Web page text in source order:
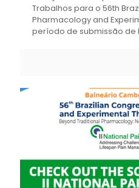
Trabalhos para o 56th
Pharmacology and
período de submissão de